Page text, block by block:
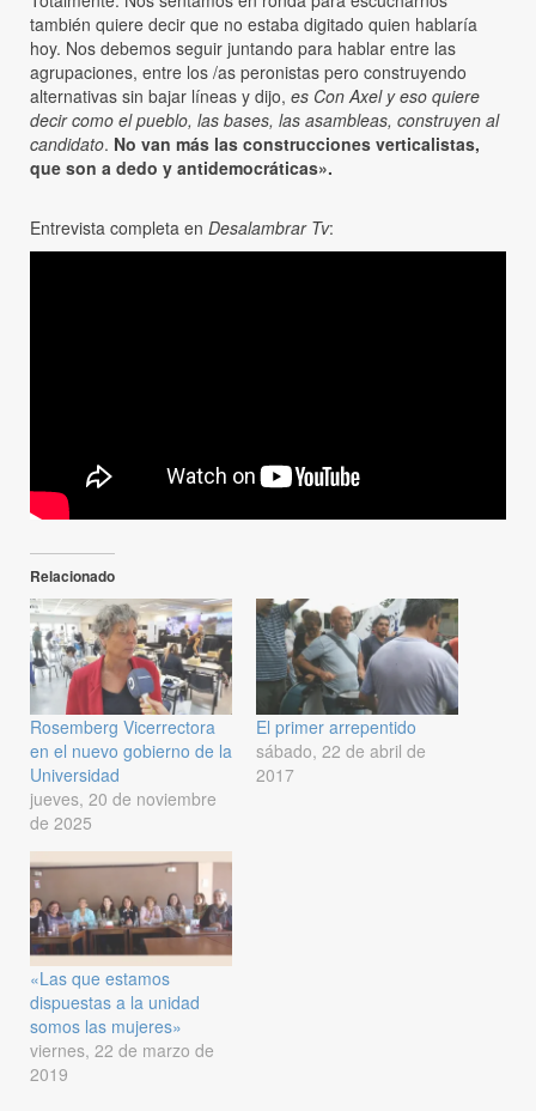
también quiere decir que no estaba digitado quien hablaría
hoy. Nos debemos seguir juntando para hablar entre las
agrupaciones, entre los /as peronistas pero construyendo
alternativas sin bajar líneas y dijo, es Con Axel y eso quiere
decir como el pueblo, las bases, las asambleas, construyen al
candidato. No van más las construcciones verticalistas,
que son a dedo y antidemocráticas».
Entrevista completa en Desalambrar Tv:
Relacionado
Rosemberg Vicerrectora
en el nuevo gobierno de la
Universidad
jueves, 20 de noviembre
de 2025
El primer arrepentido
sábado, 22 de abril de
2017
«Las que estamos
dispuestas a la unidad
somos las mujeres»
viernes, 22 de marzo de
2019